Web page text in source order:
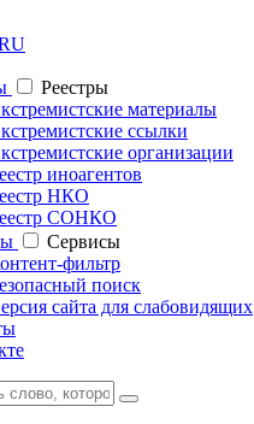
Реестры
материалы
ссылки
организации
иноагентов
НКО
СОНКО
Cервисы
фильтр
поиск
сайта для слабовидящих